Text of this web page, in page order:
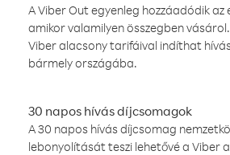
A Viber Out egyenleg hozzáadódik az
amikor valamilyen összegben
Viber alacsony tarifáival indíthat
bármely országába.
30 napos hívás díjcsomagok
A 30 napos hívás díjcsomag
lebonyolítását teszi lehetővé a Viber